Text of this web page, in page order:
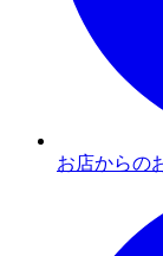
お店からの